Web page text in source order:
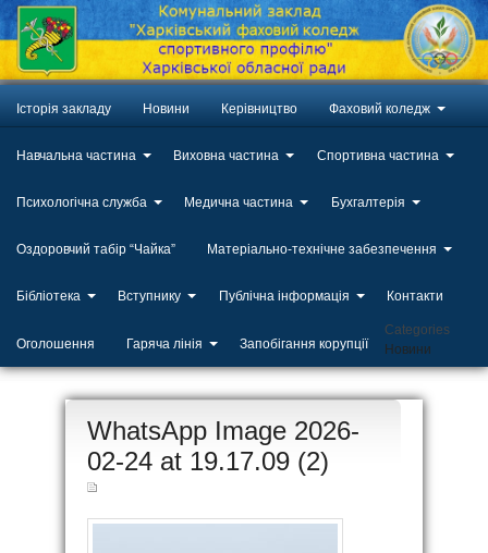
Історія закладу Новини Керівництво Фаховий коледж
Навчальна частина Виховна частина Спортивна частина
Психологічна служба Медична частина Бухгалтерія
Оздоровчий табір “Чайка” Матеріально-технічне забезпечення
Бібліотека Вступнику Публічна інформація Контакти
Оголошення Гаряча лінія Запобігання корупції
Categories
Новини
20
WhatsApp Image 2026-
02-24 at 19.17.09 (2)